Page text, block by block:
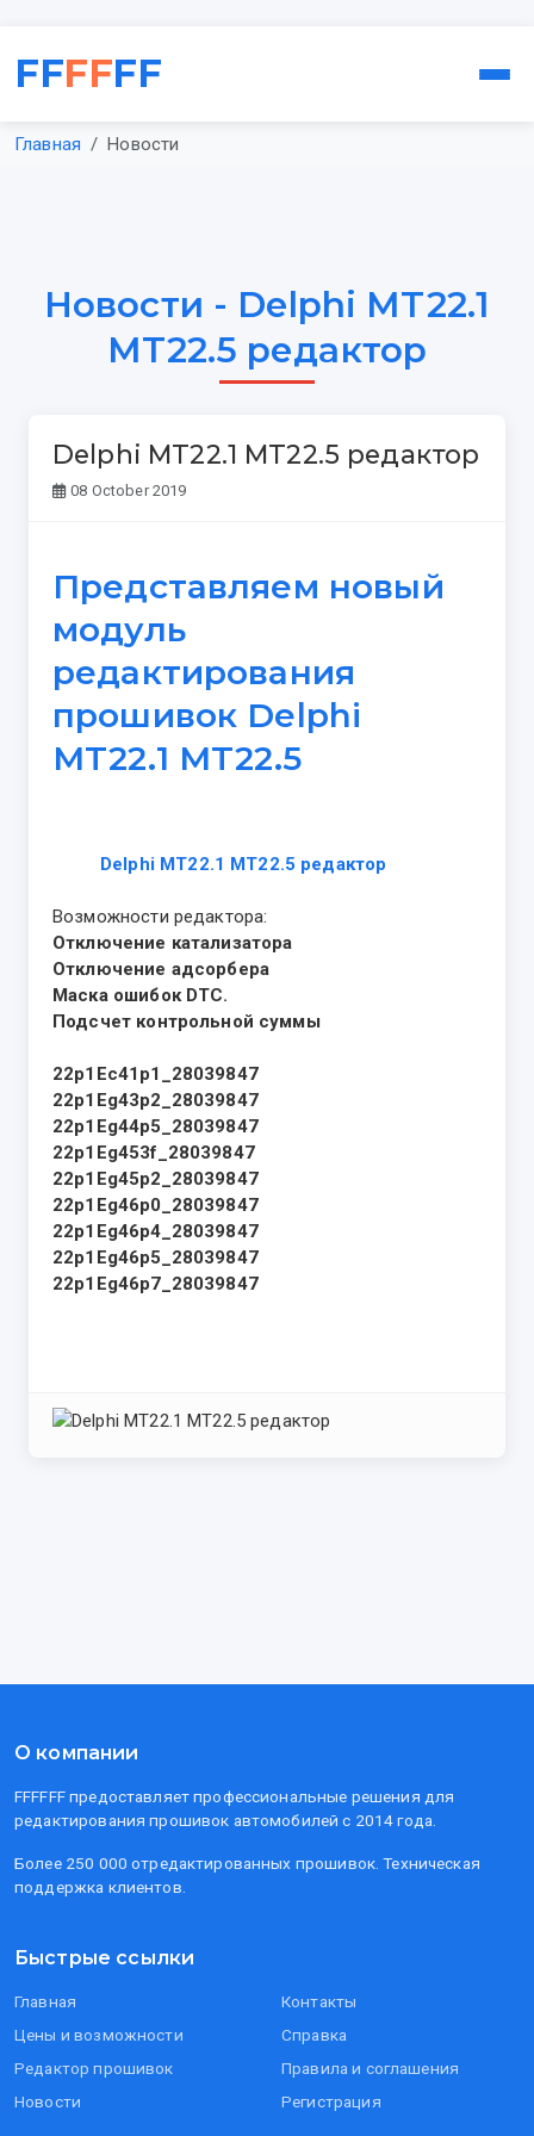
FFFFFF
Главная Новости
Новости - Delphi MT22.1
MT22.5 редактор
Delphi MT22.1 MT22.5 редактор
08 October 2019
Представляем новый
модуль
редактирования
прошивок Delphi
MT22.1 MT22.5
Delphi MT22.1 MT22.5 редактор
Возможности редактора:
Отключение катализатора
Отключение адсорбера
Маска ошибок DTC.
Подсчет контрольной суммы
22p1Ec41p1_28039847
22p1Eg43p2_28039847
22p1Eg44p5_28039847
22p1Eg453f_28039847
22p1Eg45p2_28039847
22p1Eg46p0_28039847
22p1Eg46p4_28039847
22p1Eg46p5_28039847
22p1Eg46p7_28039847
О компании
FFFFFF предоставляет профессиональные решения для
редактирования прошивок автомобилей с 2014 года.
Более 250 000 отредактированных прошивок. Техническая
поддержка клиентов.
Быстрые ссылки
Главная
Цены и возможности
Редактор прошивок
Новости
Контакты
Справка
Правила и соглашения
Регистрация